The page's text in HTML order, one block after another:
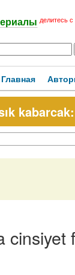
делитесь
Главная
cinsiyet